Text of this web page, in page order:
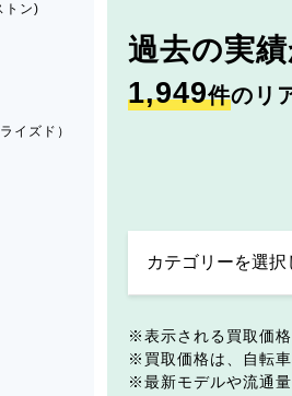
過去の実
1,949件のリ
表示される買取価
買取価格は、自転
最新モデルや流通
トン)
イズド）